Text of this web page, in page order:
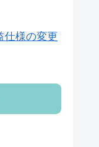
様の変更